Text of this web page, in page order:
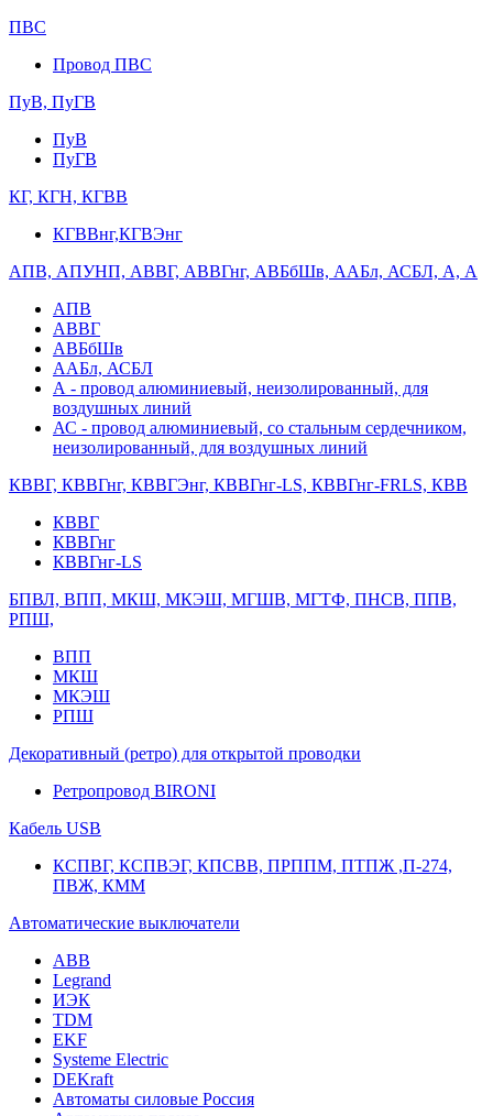
ПВС
Провод ПВС
ПуВ, ПуГВ
ПуВ
ПуГВ
КГ, КГН, КГВВ
КГВВнг,КГВЭнг
АПВ, АПУНП, АВВГ, АВВГнг, АВБбШв, ААБл, АСБЛ, А, А
АПВ
АВВГ
АВБбШв
ААБл, АСБЛ
А - провод алюминиевый, неизолированный, для
воздушных линий
АС - провод алюминиевый, со стальным сердечником,
неизолированный, для воздушных линий
КВВГ, КВВГнг, КВВГЭнг, КВВГнг-LS, КВВГнг-FRLS, КВВ
КВВГ
КВВГнг
КВВГнг-LS
БПВЛ, ВПП, МКШ, МКЭШ, МГШВ, МГТФ, ПНСВ, ППВ,
РПШ,
ВПП
МКШ
МКЭШ
РПШ
Декоративный (ретро) для открытой проводки
Ретропровод BIRONI
Кабель USB
КСПВГ, КСПВЭГ, КПСВВ, ПРППМ, ПТПЖ ,П-274,
ПВЖ, КММ
Автоматические выключатели
ABB
Legrand
ИЭК
TDM
EKF
Systeme Electric
DEKraft
Автоматы силовые Россия